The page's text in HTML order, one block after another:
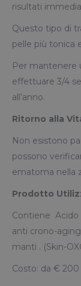
risultati
Questo tipo di
pelle più tonica
Per mantenere
effettuare 3/4
all’anno.
Ritorno alla
Non esistono
possono
ematoma nella
Prodotto
Contiene Acido
anti crono-
manti . (Skin-
Costo: da € 200